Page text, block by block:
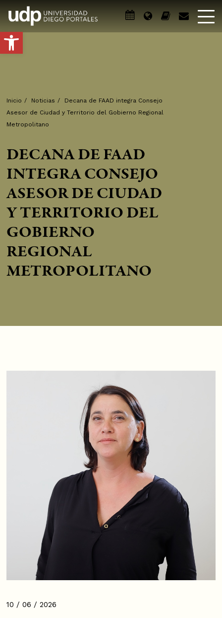
Abrir barra de herramientas
Inicio / Noticias /
Decana de FAAD integra Consejo
Asesor de Ciudad y Territorio del Gobierno Regional
Metropolitano
DECANA DE FAAD
INTEGRA CONSEJO
ASESOR DE CIUDAD
Y TERRITORIO DEL
GOBIERNO
REGIONAL
METROPOLITANO
10 / 06 / 2026